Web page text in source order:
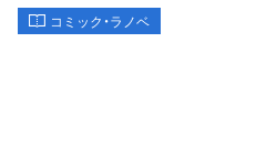
コミック・ラノベ